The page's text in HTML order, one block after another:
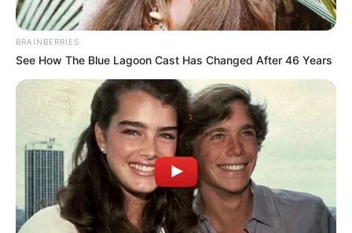
Posted
in
Friss hírek
bySzerző • May 1, 2026
BRAINBERRIES
See How The Blue Lagoon Cast Has Changed After 46 Years